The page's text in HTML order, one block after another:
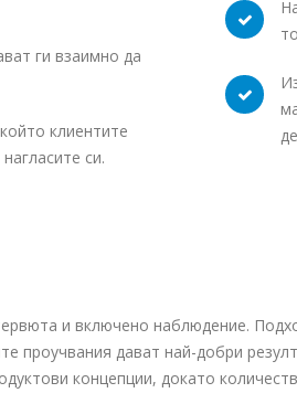
ги взаимно да
клиентите
си.
и включено наблюдение.
проучвания дават най-добри
концепции, докато